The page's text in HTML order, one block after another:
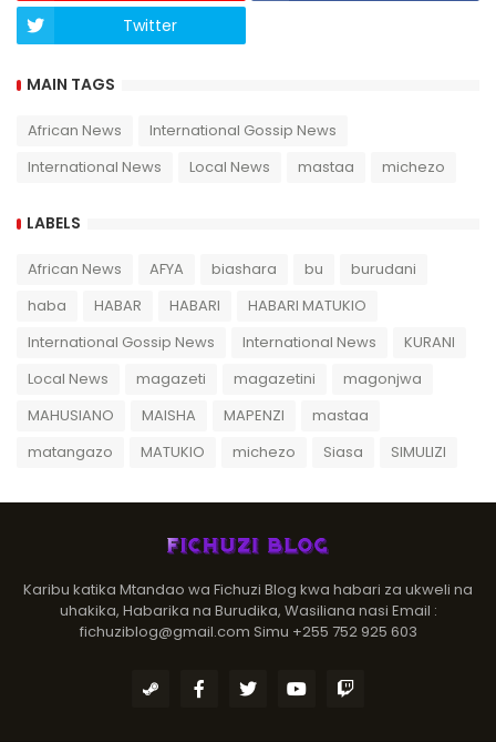
Twitter
MAIN TAGS
African News
International Gossip News
International News
Local News mastaa michezo
LABELS
African News AFYA biashara bu
burudani
haba
HABAR HABARI
HABARI MATUKIO
International Gossip News
International News
KURANI
Local News
magazeti magazetini
magonjwa
MAHUSIANO
MAISHA MAPENZI
mastaa
matangazo
MATUKIO michezo Siasa SIMULIZI
Karibu katika Mtandao wa Fichuzi Blog kwa habari za ukweli na
uhakika, Habarika na Burudika, Wasiliana nasi Email :
fichuziblog@gmail.com Simu +255 752 925 603